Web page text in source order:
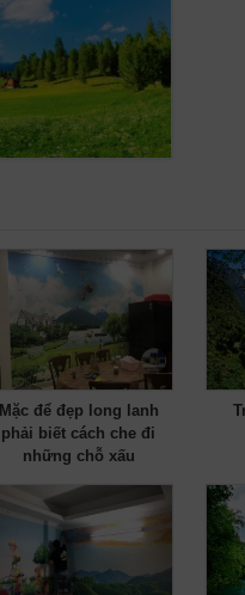
Mặc để đẹp long lanh
phải biết cách che đi
những chỗ xấu